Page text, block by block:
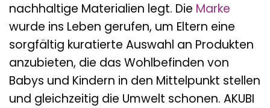
nachhaltige Materialien legt. Die Marke
wurde ins Leben gerufen, um Eltern eine
sorgfältig kuratierte Auswahl an Produkten
anzubieten, die das Wohlbefinden von
Babys und Kindern in den Mittelpunkt stellen
und gleichzeitig die Umwelt schonen. AKUBI